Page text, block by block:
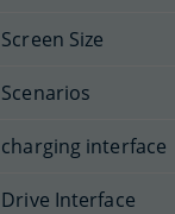
Screen Size
Scenarios
charging interface
Drive Interface